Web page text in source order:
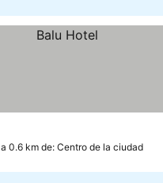
a 0.6 km de: Centro de la ciudad